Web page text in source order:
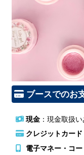
ブースでのお
現金：現金取扱い
クレジットカード
電子マネー・コ